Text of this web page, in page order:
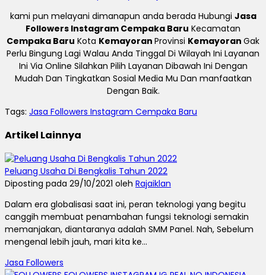
kami pun melayani dimanapun anda berada Hubungi Jasa
Followers Instagram Cempaka Baru Kecamatan
Cempaka Baru Kota Kemayoran Provinsi Kemayoran Gak
Perlu Bingung Lagi Walau Anda Tinggal Di Wilayah Ini Layanan
Ini Via Online Silahkan Pilih Layanan Dibawah Ini Dengan
Mudah Dan Tingkatkan Sosial Media Mu Dan manfaatkan
Dengan Baik.
Tags: Jasa Followers Instagram Cempaka Baru
Artikel Lainnya
Peluang Usaha Di Bengkalis Tahun 2022
Diposting pada 29/10/2021 oleh Rajaiklan
Dalam era globalisasi saat ini, peran teknologi yang begitu
canggih membuat penambahan fungsi teknologi semakin
memanjakan, diantaranya adalah SMM Panel. Nah, Sebelum
mengenal lebih jauh, mari kita ke...
Jasa Followers